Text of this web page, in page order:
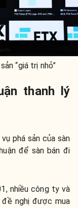
“giá trị nhỏ”
thanh lý
phá sản của sàn
để sàn bán đi
nhiều công ty và
nghị được mua